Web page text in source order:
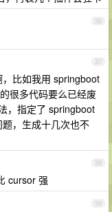
36
37
比如我用 springboot
很多代码要么已经废
，指定了 springboot
，生成十几次也不
38
cursor 强
39